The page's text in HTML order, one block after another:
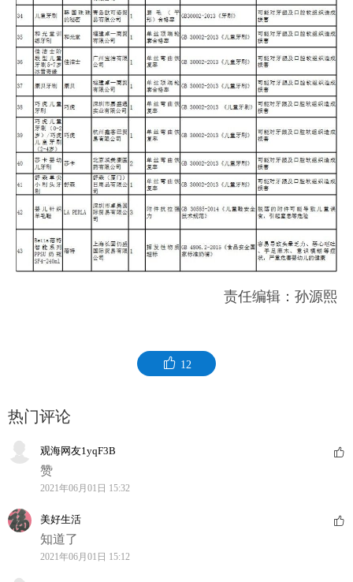
责任编辑：孙源熙
12
热门评论
观海网友1yqF3B
赞
2021年06月01日 15:32
美好生活
知道了
2021年06月01日 15:12